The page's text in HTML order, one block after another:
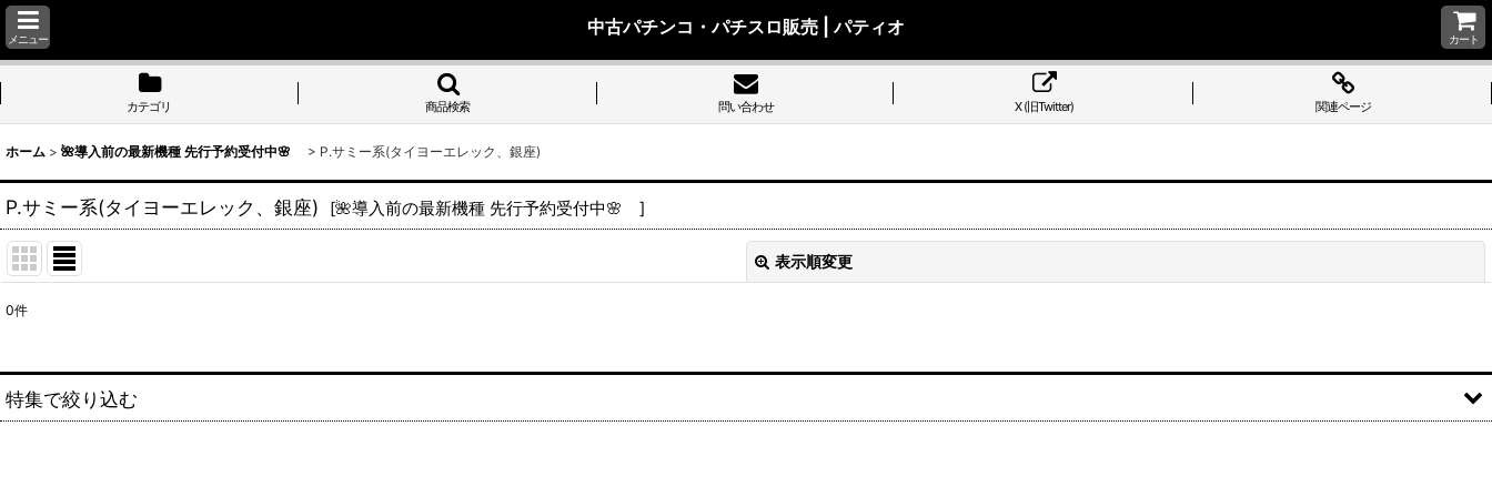
メニュー
中古パチンコ・パチスロ販売 | パティオ
カート
カテゴリ 商品検索 問い合わせ X (旧Twitter) 関連ページ
ホーム > 🌺導入前の最新機種 先行予約受付中🌸 > P.サミー系(タイヨーエレック、銀座)
P.サミー系(タイヨーエレック、銀座) [🌺導入前の最新機種 先行予約受付中🌸 ]
表示順変更
並び順 :
0件
特集で絞り込む